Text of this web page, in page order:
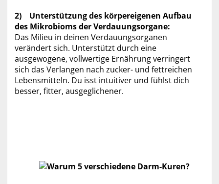
2) Unterstützung des körpereigenen Aufbau
des Mikrobioms der Verdauungsorgane:
Das Milieu in deinen Verdauungsorganen
verändert sich. Unterstützt durch eine
ausgewogene, vollwertige Ernährung verringert
sich das Verlangen nach zucker- und fettreichen
Lebensmitteln. Du isst intuitiver und fühlst dich
besser, fitter, ausgeglichener.